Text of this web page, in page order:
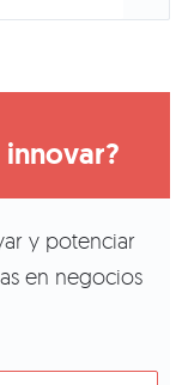
innovar?
y potenciar
en negocios